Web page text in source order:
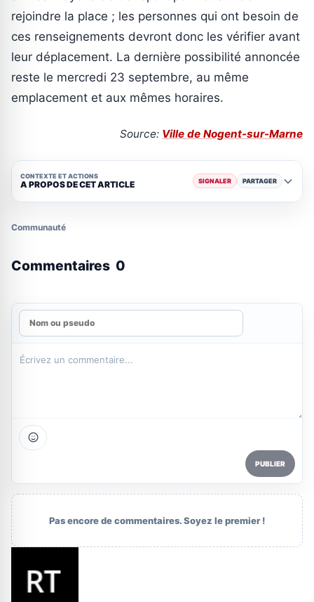
rejoindre la place ; les personnes qui ont besoin de
ces renseignements devront donc les vérifier avant
leur déplacement. La dernière possibilité annoncée
reste le mercredi 23 septembre, au même
emplacement et aux mêmes horaires.
Source: Ville de Nogent-sur-Marne
CONTEXTE ET ACTIONS
A PROPOS DE CET ARTICLE SIGNALER PARTAGER
Communauté
Commentaires 0
PUBLIER
Pas encore de commentaires. Soyez le premier !